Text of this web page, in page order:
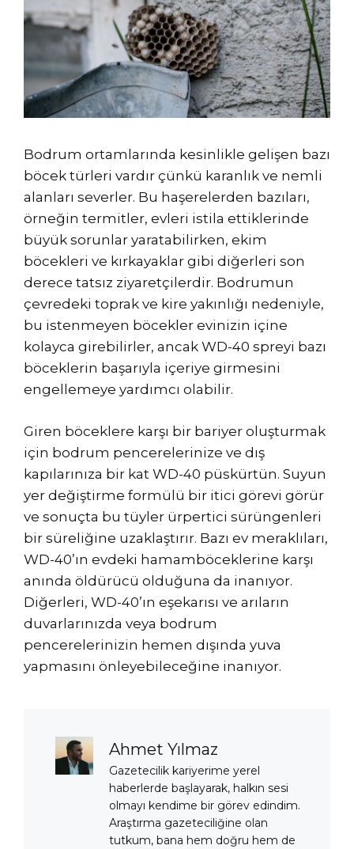
Bodrum ortamlarında kesinlikle gelişen bazı
böcek türleri vardır çünkü karanlık ve nemli
alanları severler. Bu haşerelerden bazıları,
örneğin termitler, evleri istila ettiklerinde
büyük sorunlar yaratabilirken, ekim
böcekleri ve kırkayaklar gibi diğerleri son
derece tatsız ziyaretçilerdir. Bodrumun
çevredeki toprak ve kire yakınlığı nedeniyle,
bu istenmeyen böcekler evinizin içine
kolayca girebilirler, ancak WD-40 spreyi bazı
böceklerin başarıyla içeriye girmesini
engellemeye yardımcı olabilir.
Giren böceklere karşı bir bariyer oluşturmak
için bodrum pencerelerinize ve dış
kapılarınıza bir kat WD-40 püskürtün. Suyun
yer değiştirme formülü bir itici görevi görür
ve sonuçta bu tüyler ürpertici sürüngenleri
bir süreliğine uzaklaştırır. Bazı ev meraklıları,
WD-40’ın evdeki hamamböceklerine karşı
anında öldürücü olduğuna da inanıyor.
Diğerleri, WD-40’ın eşekarısı ve arıların
duvarlarınızda veya bodrum
pencerelerinizin hemen dışında yuva
yapmasını önleyebileceğine inanıyor.
Ahmet Yılmaz
Gazetecilik kariyerime yerel
haberlerde başlayarak, halkın sesi
olmayı kendime bir görev edindim.
Araştırma gazeteciliğine olan
tutkum, bana hem doğru hem de